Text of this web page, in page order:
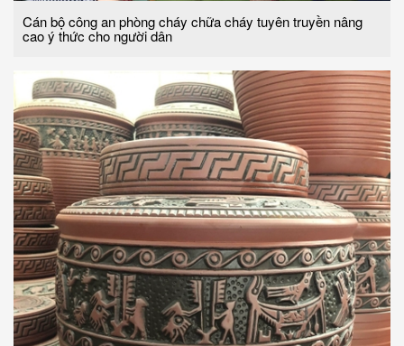
Cán bộ công an phòng cháy chữa cháy tuyên truyền nâng
cao ý thức cho người dân